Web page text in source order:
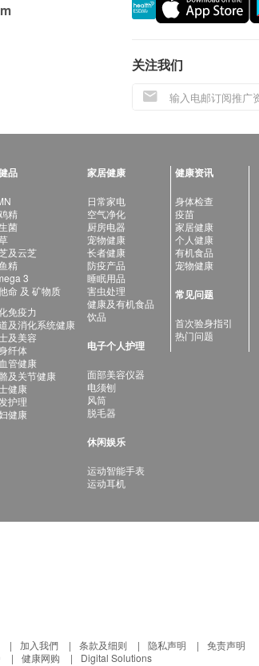
关注我们
品
精
菌
及云芝
精
3
命 及 矿物质
免疫力
及消化系统健康
及美容
纤体
管健康
及关节健康
健康
护理
健康
家居健康
日常家电
空气净化
厨房电器
宠物健康
长者健康
防疫产品
睡眠用品
害虫处理
健康及有机食品
饮品
电子个人护理
面部美容仪器
电须刨
风筒
脱毛器
休闲娱乐
运动智能手表
运动耳机
健康资讯
身体检查
疫苗
家居健康
个人健康
有机食品
宠物健康
常见问题
首次验身指引
热门问题
加入我們 条款及细则 隐私声明
免责声明
健康网购 Digital Solutions